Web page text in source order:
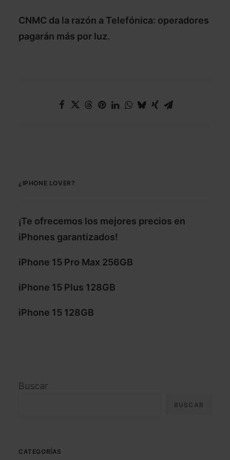
CNMC da la razón a Telefónica: operadores
pagarán más por luz.
¿IPHONE LOVER?
¡Te ofrecemos los mejores precios en
iPhones garantizados!
iPhone 15 Pro Max 256GB
iPhone 15 Plus 128GB
iPhone 15 128GB
Buscar
BUSCAR
CATEGORÍAS